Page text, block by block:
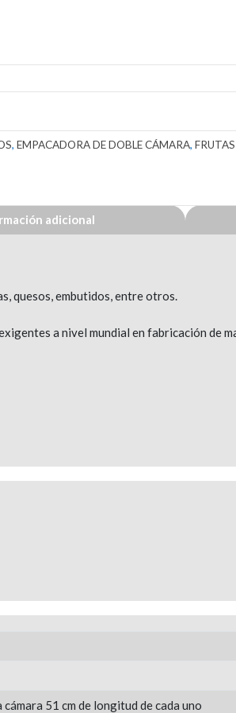
, EMPACADORA DE DOBLE CÁMARA,
adicional
quesos, embutidos, entre otros.
a nivel mundial en fabricación de
cámara 51 cm de longitud de cada uno